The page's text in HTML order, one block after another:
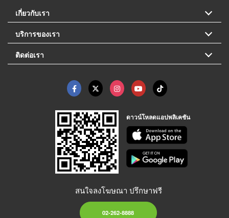
เกี่ยวกับเรา
บริการของเรา
ติดต่อเรา
ดาวน์โหลดแอปพลิเคชัน
สนใจลงโฆษณา ปรึกษาฟรี
02-262-8888